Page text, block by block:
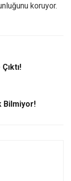
koruyor.
Bilmiyor!